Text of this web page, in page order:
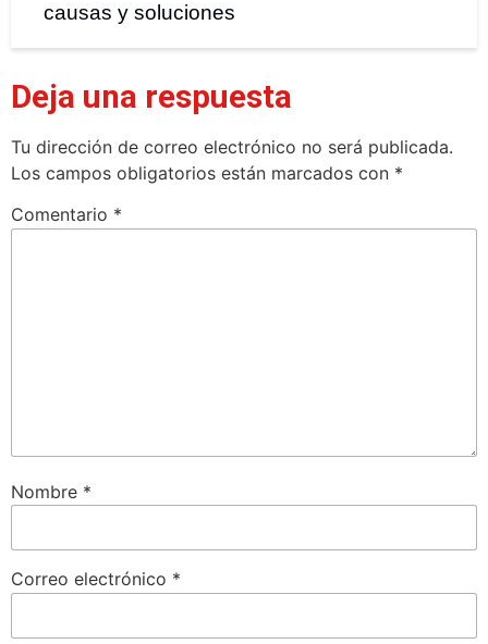
causas y soluciones
Deja una respuesta
Tu dirección de correo electrónico no será publicada.
Los campos obligatorios están marcados con *
Comentario *
Nombre *
Correo electrónico *